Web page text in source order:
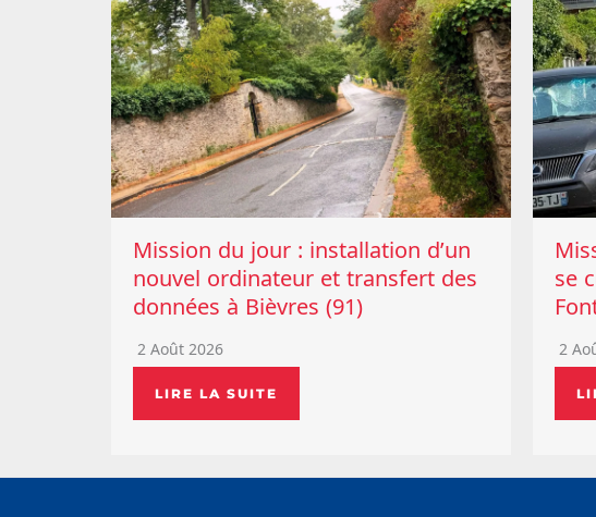
Mission du jour : installation d’un
nouvel ordinateur et transfert des
données à Bièvres (91)
2 Août 2026
LIRE LA SUITE
se
2